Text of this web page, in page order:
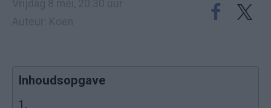
Inhoudsopgave
1.